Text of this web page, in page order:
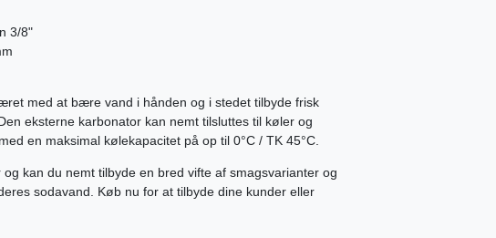
3/8"
med at bære vand i hånden og i stedet tilbyde frisk
eksterne karbonator kan nemt tilsluttes til køler og
en maksimal kølekapacitet på op til 0°C / TK 45°C.
kan du nemt tilbyde en bred vifte af smagsvarianter og
sodavand. Køb nu for at tilbyde dine kunder eller